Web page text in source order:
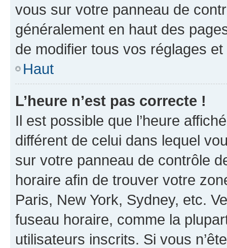
vous sur votre panneau de
généralement en haut des
de modifier tous vos réglages
Haut
L’heure n’est pas correcte !
Il est possible que l’heure
différent de celui dans lequel
sur votre panneau de contrôle
horaire afin de trouver votre
Paris, New York, Sydney, etc.
fuseau horaire, comme la
utilisateurs inscrits. Si vous